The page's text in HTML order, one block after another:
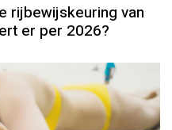
rijbewijskeuring van
er per 2026?